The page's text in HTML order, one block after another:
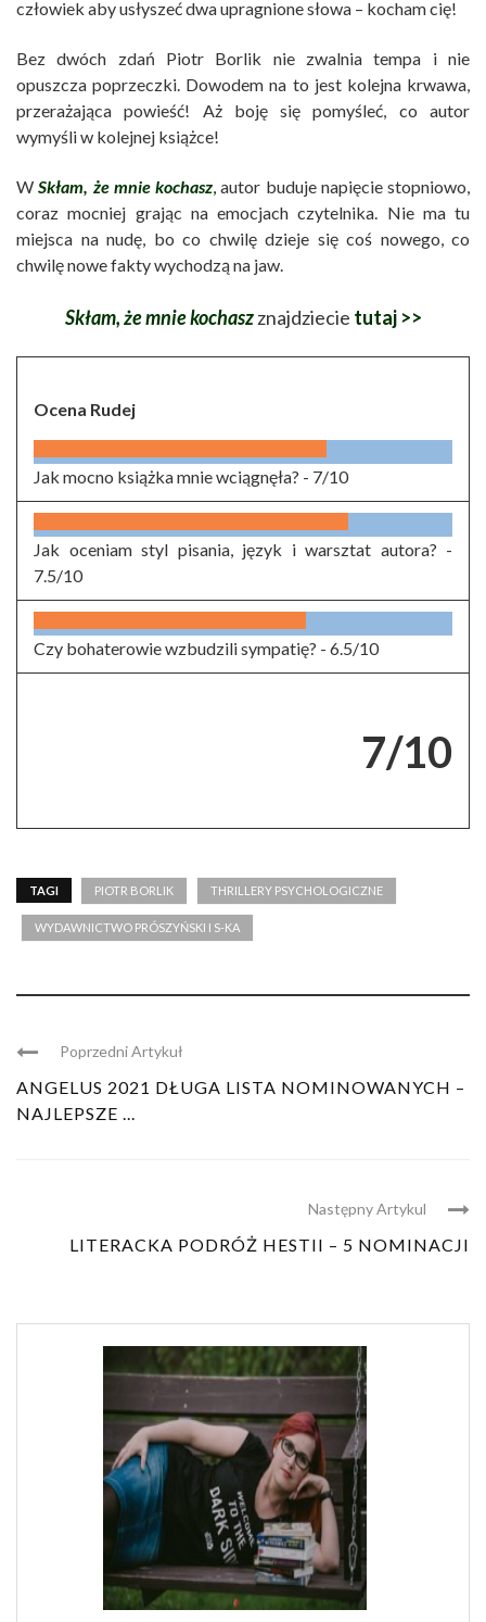
człowiek aby usłyszeć dwa upragnione słowa – kocham cię!
Bez dwóch zdań Piotr Borlik nie zwalnia tempa i nie
opuszcza poprzeczki. Dowodem na to jest kolejna krwawa,
przerażająca powieść! Aż boję się pomyśleć, co autor
wymyśli w kolejnej książce!
WSkłam, że mnie kochasz, autor buduje napięcie stopniowo,
coraz mocniej grając na emocjach czytelnika. Nie ma tu
miejsca na nudę, bo co chwilę dzieje się coś nowego, co
chwilę nowe fakty wychodzą na jaw.
Skłam, że mnie kochaszznajdziecie tutaj >>
Ocena Rudej
Jak mocno książka mnie wciągnęła? - 7/10
Jak oceniam styl pisania, język i warsztat autora? -
7.5/10
Czy bohaterowie wzbudzili sympatię? - 6.5/10
7/10
TAGI PIOTR BORLIK THRILLERY PSYCHOLOGICZNE
WYDAWNICTWO PRÓSZYŃSKI I S-KA
Poprzedni Artykuł
ANGELUS 2021 DŁUGA LISTA NOMINOWANYCH –
NAJLEPSZE ...
Następny Artykul
LITERACKA PODRÓŻ HESTII – 5 NOMINACJI